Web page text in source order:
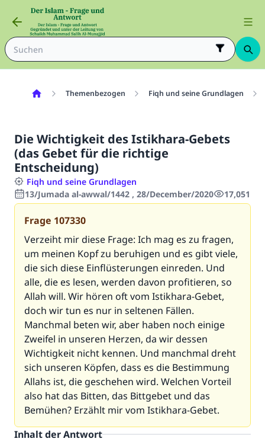
Themenbezogen Fiqh und seine Grundlagen
Die Wichtigkeit des Istikhara-Gebets
(das Gebet für die richtige
Entscheidung)
Fiqh und seine Grundlagen
13/Jumada al-awwal/1442 , 28/December/2020
17,051
Frage 107330
Verzeiht mir diese Frage: Ich mag es zu fragen,
um meinen Kopf zu beruhigen und es gibt viele,
die sich diese Einflüsterungen einreden. Und
alle, die es lesen, werden davon profitieren, so
Allah will. Wir hören oft vom Istikhara-Gebet,
doch wir tun es nur in seltenen Fällen.
Manchmal beten wir, aber haben noch einige
Zweifel in unseren Herzen, da wir dessen
Wichtigkeit nicht kennen. Und manchmal dreht
sich unseren Köpfen, dass es die Bestimmung
Allahs ist, die geschehen wird. Welchen Vorteil
also hat das Bitten, das Bittgebet und das
Bemühen? Erzählt mir vom Istikhara-Gebet.
Inhalt der Antwort